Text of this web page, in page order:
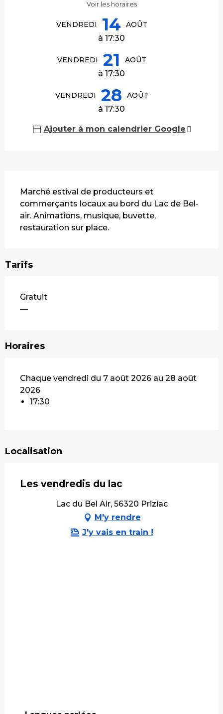
Voir les horaires
VENDREDI 14 AOÛT
à 17:30
VENDREDI 21 AOÛT
à 17:30
VENDREDI 28 AOÛT
à 17:30
Ajouter à mon calendrier Google
Marché estival de producteurs et
commerçants locaux au bord du Lac de Bel-
air. Animations, musique, buvette,
restauration sur place.
Tarifs
Gratuit
—
Horaires
Chaque vendredi du 7 août 2026 au 28 août
2026
17:30
Localisation
Les vendredis du lac
Lac du Bel Air, 56320 Priziac
M'y rendre
J'y vais en train !